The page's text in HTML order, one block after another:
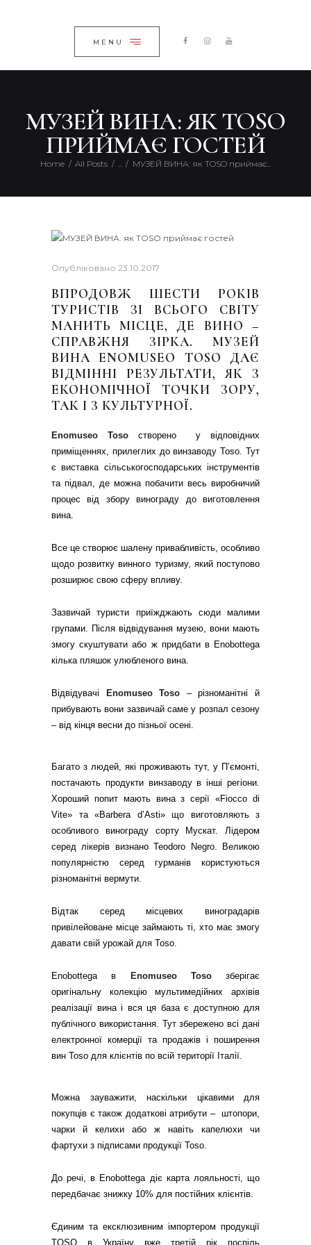
MENU
МУЗЕЙ ВИНА: ЯК TOSO
ПРИЙМАЄ ГОСТЕЙ
Home All Posts ... МУЗЕЙ ВИНА: як TOSO приймає...
КАТАЛОГ
ПРО КОМПАНІЮ
КОНТАКТИ
UKRAINIAN
Опубліковано 23.10.2017
ВПРОДОВЖ ШЕСТИ РОКІВ
ТУРИСТІВ ЗІ ВСЬОГО СВІТУ
МАНИТЬ МІСЦЕ, ДЕ ВИНО –
СПРАВЖНЯ ЗІРКА. МУЗЕЙ
ВИНА ENOMUSEO TOSO ДАЄ
ВІДМІННІ РЕЗУЛЬТАТИ, ЯК З
ЕКОНОМІЧНОЇ ТОЧКИ ЗОРУ,
ТАК І З КУЛЬТУРНОЇ.
Enomuseo Toso створено у відповідних
приміщеннях, прилеглих до винзаводу Toso. Тут
є виставка сільськогосподарських інструментів
та підвал, де можна побачити весь виробничий
процес від збору винограду до виготовлення
вина.
Все це створює шалену привабливість, особливо
щодо розвитку винного туризму, який поступово
розширює свою сферу впливу.
Зазвичай туристи приїжджають сюди малими
групами. Після відвідування музею, вони мають
змогу скуштувати або ж придбати в Enobottega
кілька пляшок улюбленого вина.
Відвідувачі Enomuseo Toso – різноманітні й
прибувають вони зазвичай саме у розпал сезону
– від кінця весни до пізньої осені.
Багато з людей, які проживають тут, у П’ємонті,
постачають продукти винзаводу в інші регіони.
Хороший попит мають вина з серії «Fiocco di
Vite» та «Barbera d’Asti» що виготовляють з
особливого винограду сорту Мускат. Лідером
серед лікерів визнано Teodoro Negro. Великою
популярністю серед гурманів користуються
різноманітні вермути.
Відтак серед місцевих виноградарів
привілейоване місце займають ті, хто має змогу
давати свій урожай для Toso.
Enobottega в Enomuseo Tosoзберігає
оригінальну колекцію мультимедійних архівів
реалізації вина і вся ця база є доступною для
публічного використання. Тут збережено всі дані
електронної комерції та продажів і поширення
вин Toso для клієнтів по всій території Італії.
Можна зауважити, наскільки цікавими для
покупців є також додаткові атрибути – штопори,
чарки й келихи або ж навіть капелюхи чи
фартухи з підписами продукції Toso.
До речі, в Enobottega діє карта лояльності, що
передбачає знижку 10% для постійних клієнтів.
Єдиним та ексклюзивним імпортером продукції
TOSO в Україну вже третій рік поспіль